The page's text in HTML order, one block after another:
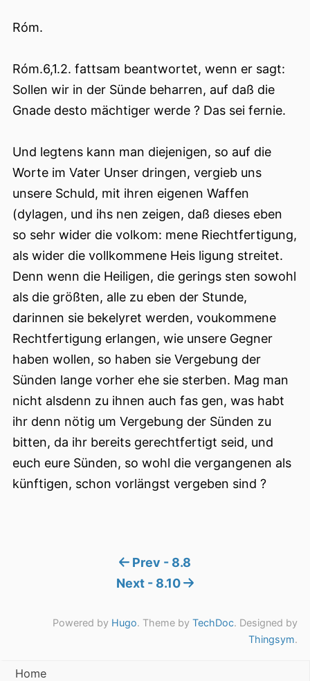
Róm.
Róm.6,1.2. fattsam beantwortet, wenn er sagt:
Sollen wir in der Sünde beharren, auf daß die
Gnade desto mächtiger werde ? Das sei fernie.
Und legtens kann man diejenigen, so auf die
Worte im Vater Unser dringen, vergieb uns
unsere Schuld, mit ihren eigenen Waffen
(dylagen, und ihs nen zeigen, daß dieses eben
so sehr wider die volkom: mene Riechtfertigung,
als wider die vollkommene Heis ligung streitet.
Denn wenn die Heiligen, die gerings sten sowohl
als die größten, alle zu eben der Stunde,
darinnen sie bekelyret werden, voukommene
Rechtfertigung erlangen, wie unsere Gegner
haben wollen, so haben sie Vergebung der
Sünden lange vorher ehe sie sterben. Mag man
nicht alsdenn zu ihnen auch fas gen, was habt
ihr denn nötig um Vergebung der Sünden zu
bitten, da ihr bereits gerechtfertigt seid, und
euch eure Sünden, so wohl die vergangenen als
künftigen, schon vorlängst vergeben sind ?
Prev - 8.8
Next - 8.10
Powered by Hugo. Theme by TechDoc. Designed by
Thingsym.
Home